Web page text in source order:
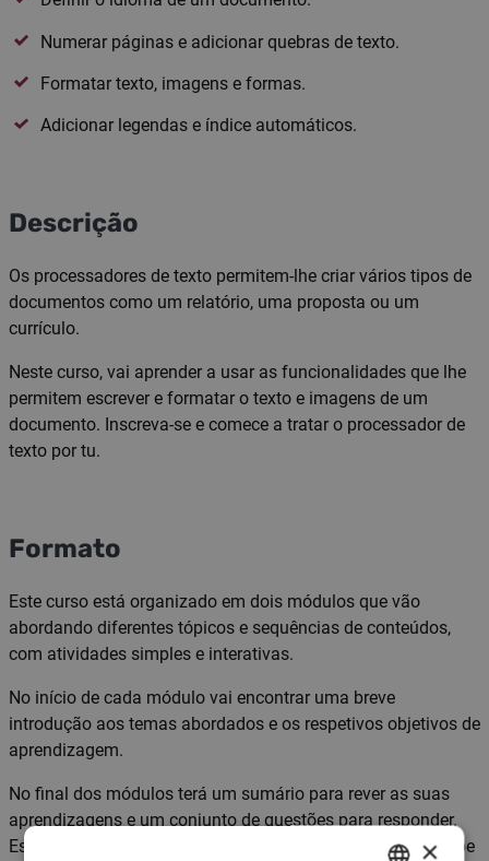
Numerar páginas e adicionar quebras de texto.
Formatar texto, imagens e formas.
Adicionar legendas e índice automáticos.
Descrição
Os processadores de texto permitem-lhe criar vários tipos de
documentos como um relatório, uma proposta ou um
currículo.
Neste curso, vai aprender a usar as funcionalidades que lhe
permitem escrever e formatar o texto e imagens de um
documento. Inscreva-se e comece a tratar o processador de
texto por tu.
Formato
Este curso está organizado em dois módulos que vão
abordando diferentes tópicos e sequências de conteúdos,
com atividades simples e interativas.
No início de cada módulo vai encontrar uma breve
introdução aos temas abordados e os respetivos objetivos de
aprendizagem.
No final dos módulos terá um sumário para rever as suas
aprendizagens e um conjunto de questões para responder.
Estas questões não são avaliadas, por isso, não se preocupe
×